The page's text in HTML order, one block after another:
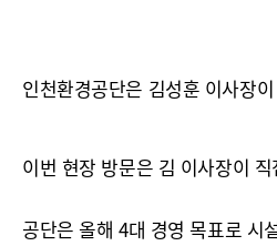
인천환경공단은 김성훈 이사장
이번 현장 방문은 김 이사장이
공단은 올해 4대 경영 목표로 시